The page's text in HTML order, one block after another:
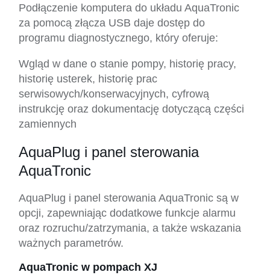
Podłączenie komputera do układu AquaTronic
za pomocą złącza USB daje dostęp do
programu diagnostycznego, który oferuje:
Wgląd w dane o stanie pompy, historię pracy,
historię usterek, historię prac
serwisowych/konserwacyjnych, cyfrową
instrukcję oraz dokumentację dotyczącą części
zamiennych
AquaPlug i panel sterowania
AquaTronic
AquaPlug i panel sterowania AquaTronic są w
opcji, zapewniając dodatkowe funkcje alarmu
oraz rozruchu/zatrzymania, a także wskazania
ważnych parametrów.
AquaTronic w pompach XJ